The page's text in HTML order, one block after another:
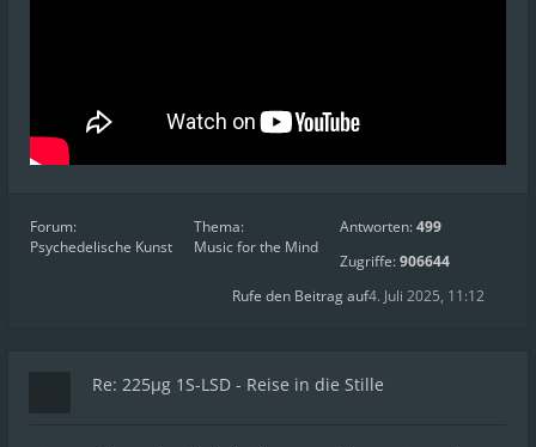
Forum:
Psychedelische Kunst
Thema:
Music for the Mind
Antworten:499
Zugriffe:906644
4. Juli 2025, 11:12
Rufe den Beitrag auf
Re: 225µg 1S-LSD - Reise in die Stille